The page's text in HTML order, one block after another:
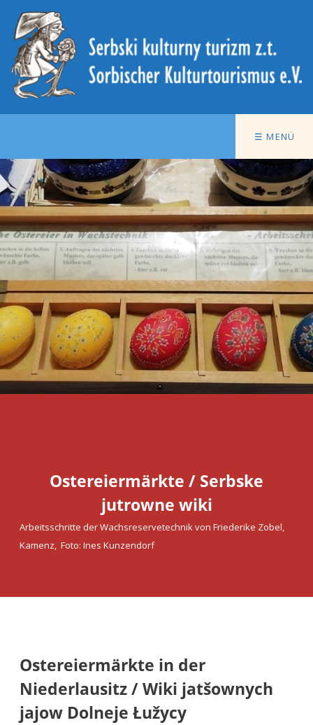
☰ MENÜ
Ostereiermärkte / Serbske
jutrowne wiki
Arbeitsschritte der Wachsreservetechnik von Friederike Zobel,
Kamenz, Foto: Ines Kunzendorf
Ostereiermärkte in der
Niederlausitz / Wiki jatšownych
jajow Dolneje Łužycy